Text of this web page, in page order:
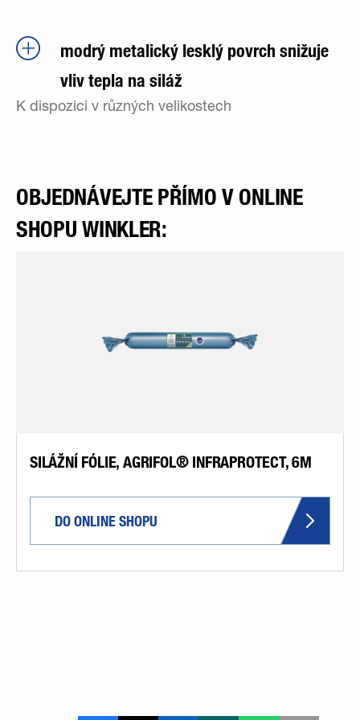
modrý metalický lesklý povrch snižuje
vliv tepla na siláž
K dispozici v různých velikostech
OBJEDNÁVEJTE PŘÍMO V ONLINE
SHOPU WINKLER:
SILÁŽNÍ FÓLIE, AGRIFOL® INFRAPROTECT, 6M
DO ONLINE SHOPU